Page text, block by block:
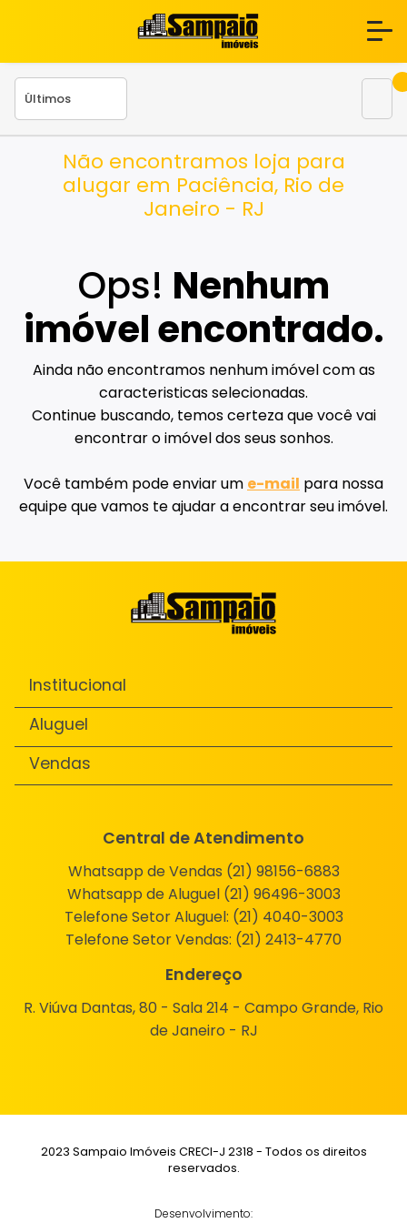
Não encontramos loja para
alugar em Paciência, Rio de
Janeiro - RJ
Ops! Nenhum
imóvel encontrado.
Ainda não encontramos nenhum imóvel com as
caracteristicas selecionadas.
Continue buscando, temos certeza que você vai
encontrar o imóvel dos seus sonhos.
Você também pode enviar um e-mail para nossa
equipe que vamos te ajudar a encontrar seu imóvel.
Institucional
Aluguel
Vendas
Central de Atendimento
Whatsapp de Vendas (21) 98156-6883
Whatsapp de Aluguel (21) 96496-3003
Telefone Setor Aluguel: (21) 4040-3003
Telefone Setor Vendas: (21) 2413-4770
Endereço
R. Viúva Dantas, 80 - Sala 214 - Campo Grande, Rio
de Janeiro - RJ
2023 Sampaio Imóveis CRECI-J 2318 - Todos os direitos
reservados.
Desenvolvimento: